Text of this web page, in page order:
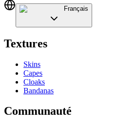
Français
Textures
Skins
Capes
Cloaks
Bandanas
Communauté